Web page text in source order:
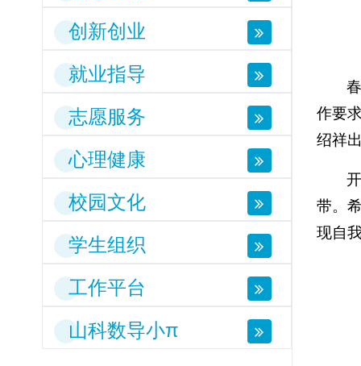
创新创业
就业指导
志愿服务
心理健康
校园文化
学生组织
工作平台
山科数导小π
作要
绍祥
带。
现自